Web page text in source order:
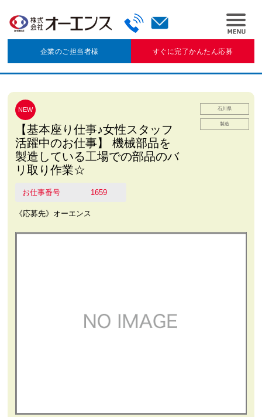
企業のご担当者様 すぐに完了かんたん応募
石川県
製造
NEW
【基本座り仕事♪女性スタッフ
活躍中のお仕事】 機械部品を
製造している工場での部品のバ
リ取り作業☆
お仕事番号 1659
《応募先》オーエンス